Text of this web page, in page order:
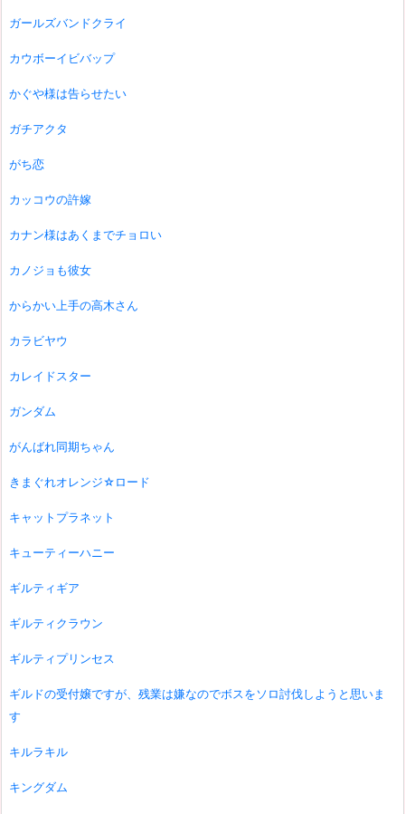
ガールズバンドクライ
カウボーイビバップ
かぐや様は告らせたい
ガチアクタ
がち恋
カッコウの許嫁
カナン様はあくまでチョロい
カノジョも彼女
からかい上手の高木さん
カラビヤウ
カレイドスター
ガンダム
がんばれ同期ちゃん
きまぐれオレンジ☆ロード
キャットプラネット
キューティーハニー
ギルティギア
ギルティクラウン
ギルティプリンセス
ギルドの受付嬢ですが、残業は嫌なのでボスをソロ討伐しようと思いま
す
キルラキル
キングダム